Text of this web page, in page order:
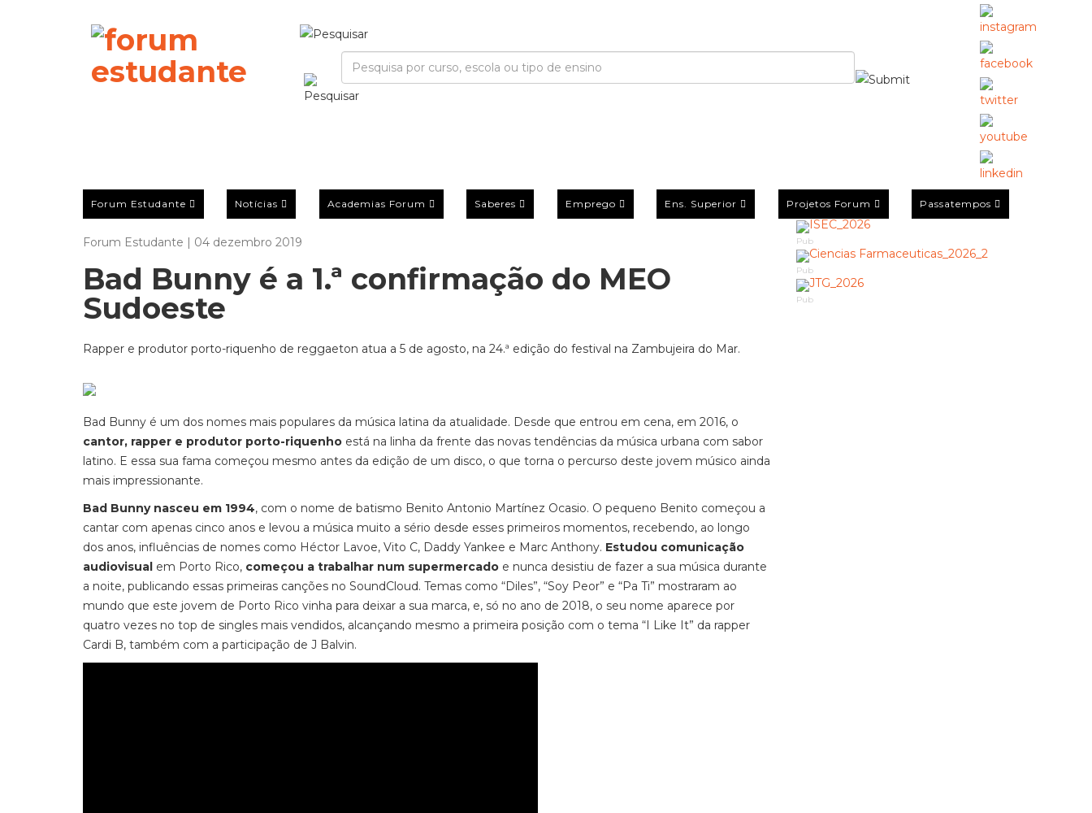
Forum Estudante Notícias Academias Forum Saberes Emprego Ens. Superior Projetos Forum Passatempos
Forum Estudante | 04 dezembro 2019
Bad Bunny é a 1.ª confirmação do MEO
Sudoeste
Rapper e produtor porto-riquenho de reggaeton atua a 5 de agosto, na 24.ª edição do festival na Zambujeira do Mar.
Bad Bunny é um dos nomes mais populares da música latina da atualidade. Desde que entrou em cena, em 2016, o
cantor, rapper e produtor porto-riquenho está na linha da frente das novas tendências da música urbana com sabor
latino. E essa sua fama começou mesmo antes da edição de um disco, o que torna o percurso deste jovem músico ainda
mais impressionante.
Bad Bunny nasceu em 1994, com o nome de batismo Benito Antonio Martínez Ocasio. O pequeno Benito começou a
cantar com apenas cinco anos e levou a música muito a sério desde esses primeiros momentos, recebendo, ao longo
dos anos, influências de nomes como Héctor Lavoe, Vito C, Daddy Yankee e Marc Anthony. Estudou comunicação
audiovisual em Porto Rico, começou a trabalhar num supermercado e nunca desistiu de fazer a sua música durante
a noite, publicando essas primeiras canções no SoundCloud. Temas como “Diles”, “Soy Peor” e “Pa Ti” mostraram ao
mundo que este jovem de Porto Rico vinha para deixar a sua marca, e, só no ano de 2018, o seu nome aparece por
quatro vezes no top de singles mais vendidos, alcançando mesmo a primeira posição com o tema “I Like It” da rapper
Cardi B, também com a participação de J Balvin.
Pub
Pub
Pub